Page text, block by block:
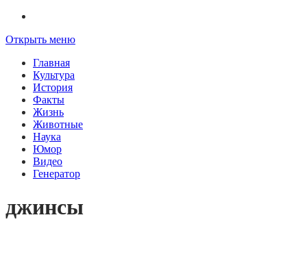
Открыть меню
Главная
Культура
История
Факты
Жизнь
Животные
Наука
Юмор
Видео
Генератор
джинсы